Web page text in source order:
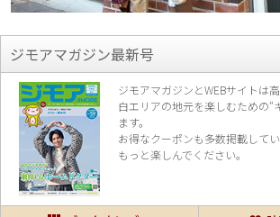
ジモアマガジン最新号
ジモアマガジンとWEBサイトは
白エリアの地元を楽しむための“
ます。
お得なクーポンも多数掲載してい
もっと楽しんでください。